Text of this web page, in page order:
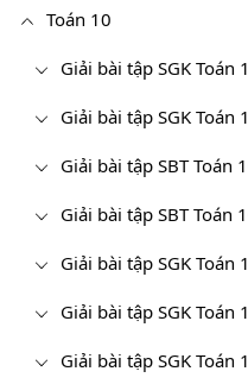
Toán 10
Giải bài tập SGK Toán
Giải bài tập SGK Toán
Giải bài tập SBT Toán
Giải bài tập SBT Toán
Giải bài tập SGK
Giải bài tập SGK Toán
Giải bài tập SGK Toán